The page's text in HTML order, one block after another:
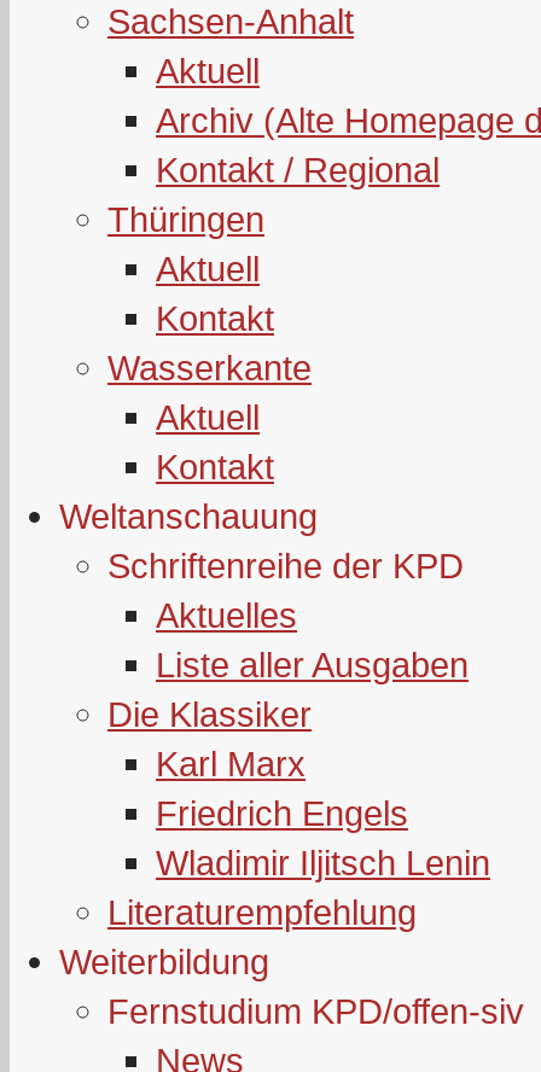
Sachsen-Anhalt
Aktuell
Archiv (Alte Homepage
Kontakt / Regional
Thüringen
Aktuell
Kontakt
Wasserkante
Aktuell
Kontakt
Weltanschauung
Schriftenreihe der KPD
Aktuelles
Liste aller Ausgaben
Die Klassiker
Karl Marx
Friedrich Engels
Wladimir Iljitsch Lenin
Literaturempfehlung
Weiterbildung
Fernstudium KPD/offen-siv
News